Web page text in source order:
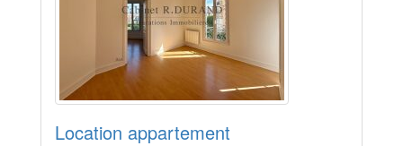
Location appartement